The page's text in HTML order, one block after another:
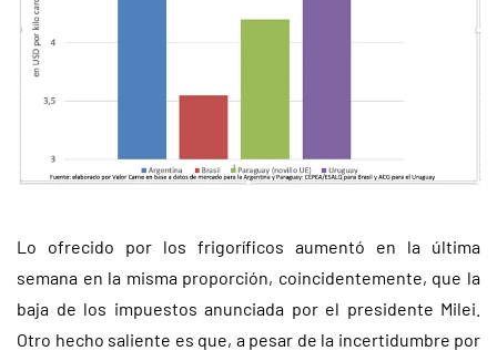
Lo ofrecido por los frigoríficos aumentó en la última
semana en la misma proporción, coincidentemente, que la
baja de los impuestos anunciada por el presidente Milei.
Otro hecho saliente es que, a pesar de la incertidumbre por